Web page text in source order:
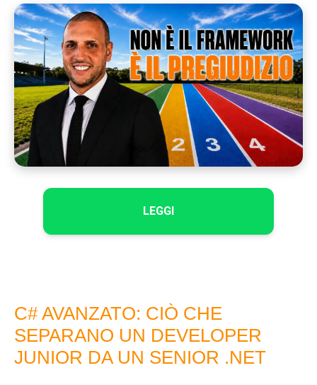
LEGGI
C# AVANZATO: CIÒ CHE
SEPARANO UN DEVELOPER
JUNIOR DA UN SENIOR .NET